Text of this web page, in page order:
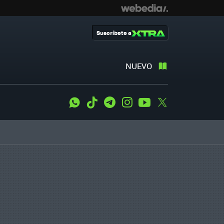
NUEVO
Suscríbete a
WhatsApp
Tiktok TelegramInstagramYoutube